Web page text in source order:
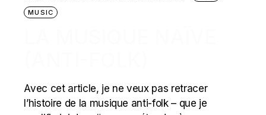
MUSIC
Avec cet article, je ne veux pas retracer
l’histoire de la musique anti-folk – que je